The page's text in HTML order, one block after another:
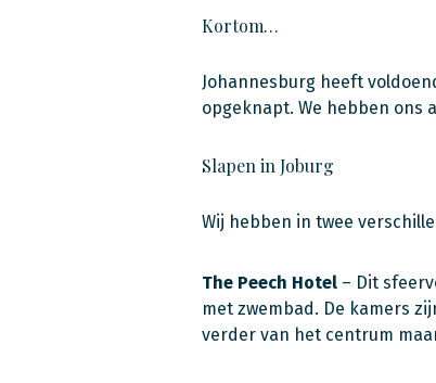
Kortom…
Johannesburg heeft
opgeknapt. We hebben ons
Slapen in Joburg
Wij hebben in twee
The Peech Hotel – Dit
met zwembad. De kamers
verder van het centrum